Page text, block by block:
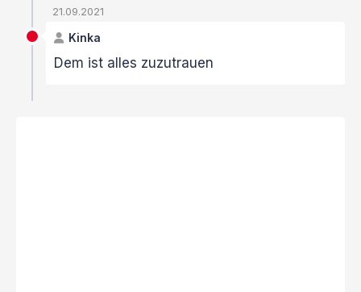
21.09.2021
Kinka
Dem ist alles zuzutrauen